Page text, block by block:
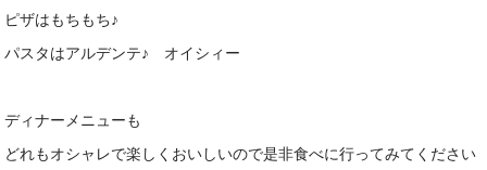
ピザはもちもち♪
パスタはアルデンテ♪ オイシィー
ディナーメニューも
どれもオシャレで楽しくおいしいので是非食べに行ってみてください